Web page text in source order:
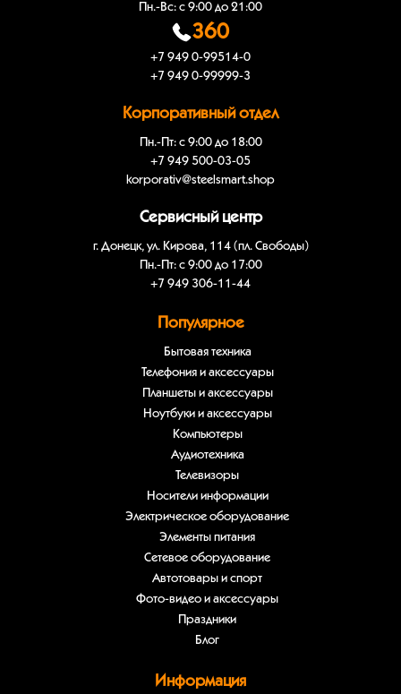
Пн.-Вс: с 9:00 до 21:00
360
+7 949 0-99514-0
+7 949 0-99999-3
Корпоративный отдел
Пн.-Пт: с 9:00 до 18:00
+7 949 500-03-05
korporativ@steelsmart.shop
Сервисный центр
г. Донецк, ул. Кирова, 114 (пл. Свободы)
Пн.-Пт: с 9:00 до 17:00
+7 949 306-11-44
Популярное
Бытовая техника
Телефония и аксессуары
Планшеты и аксессуары
Ноутбуки и аксессуары
Компьютеры
Аудиотехника
Телевизоры
Носители информации
Электрическое оборудование
Элементы питания
Сетевое оборудование
Автотовары и спорт
Фото-видео и аксессуары
Праздники
Блог
Информация